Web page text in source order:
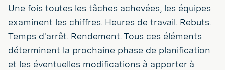
Une fois toutes les tâches achevées, les équipes
examinent les chiffres. Heures de travail. Rebuts.
Temps d'arrêt. Rendement. Tous ces éléments
déterminent la prochaine phase de planification
et les éventuelles modifications à apporter à